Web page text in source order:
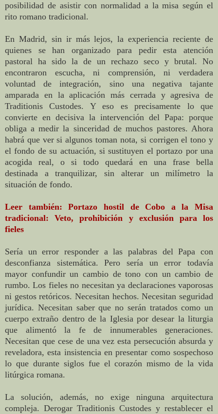
posibilidad de asistir con normalidad a la misa según el
rito romano tradicional.
En Madrid, sin ir más lejos, la experiencia reciente de
quienes se han organizado para pedir esta atención
pastoral ha sido la de un rechazo seco y brutal. No
encontraron escucha, ni comprensión, ni verdadera
voluntad de integración, sino una negativa tajante
amparada en la aplicación más cerrada y agresiva de
Traditionis Custodes. Y eso es precisamente lo que
convierte en decisiva la intervención del Papa: porque
obliga a medir la sinceridad de muchos pastores. Ahora
habrá que ver si algunos toman nota, si corrigen el tono y
el fondo de su actuación, si sustituyen el portazo por una
acogida real, o si todo quedará en una frase bella
destinada a tranquilizar, sin alterar un milímetro la
situación de fondo.
Leer también: Portazo hostil de Cobo a la Misa
tradicional: Veto, prohibición y exclusión para los
fieles
Sería un error responder a las palabras del Papa con
desconfianza sistemática. Pero sería un error todavía
mayor confundir un cambio de tono con un cambio de
rumbo. Los fieles no necesitan ya declaraciones vaporosas
ni gestos retóricos. Necesitan hechos. Necesitan seguridad
jurídica. Necesitan saber que no serán tratados como un
cuerpo extraño dentro de la Iglesia por desear la liturgia
que alimentó la fe de innumerables generaciones.
Necesitan que cese de una vez esta persecución absurda y
reveladora, esta insistencia en presentar como sospechoso
lo que durante siglos fue el corazón mismo de la vida
litúrgica romana.
La solución, además, no exige ninguna arquitectura
compleja. Derogar Traditionis Custodes y restablecer el